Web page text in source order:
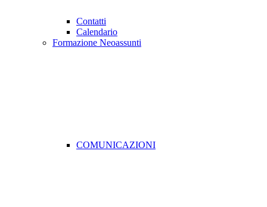
Contatti
Calendario
Formazione Neoassunti
COMUNICAZIONI